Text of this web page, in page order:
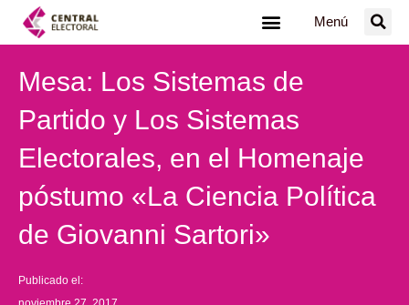
Menú
Mesa: Los Sistemas de
Partido y Los Sistemas
Electorales, en el Homenaje
póstumo «La Ciencia Política
de Giovanni Sartori»
Publicado el: